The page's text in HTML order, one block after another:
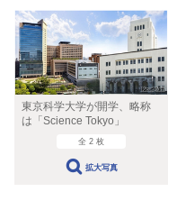
東京科学大学が開学、略称
は「Science Tokyo」
全 2 枚
拡大写真